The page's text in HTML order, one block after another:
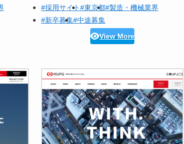
#採用サイト#東京都#製造・機械業界
#新卒募集#中途募集
View More